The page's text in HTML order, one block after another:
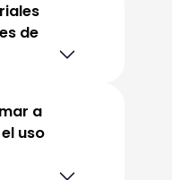
de
a
uso